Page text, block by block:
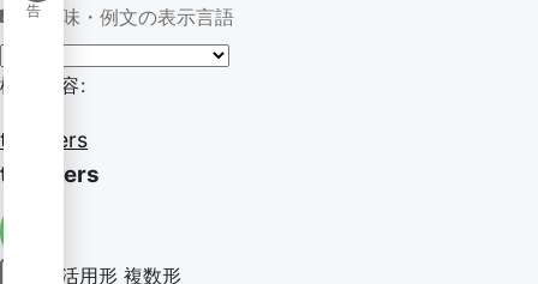
告意味・例文の表示言語
検索内容:
travelers
travelers
活用形 複数形